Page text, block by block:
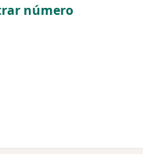
número